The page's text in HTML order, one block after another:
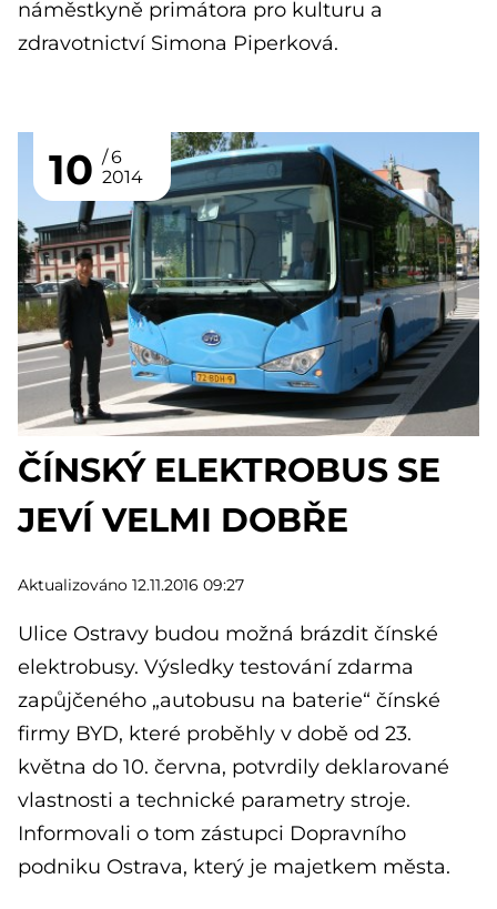
náměstkyně primátora pro kulturu a
zdravotnictví Simona Piperková.
10
6
2014
ČÍNSKÝ ELEKTROBUS SE
JEVÍ VELMI DOBŘE
Aktualizováno 12.11.2016 09:27
Ulice Ostravy budou možná brázdit čínské
elektrobusy. Výsledky testování zdarma
zapůjčeného „autobusu na baterie“ čínské
firmy BYD, které proběhly v době od 23.
května do 10. června, potvrdily deklarované
vlastnosti a technické parametry stroje.
Informovali o tom zástupci Dopravního
podniku Ostrava, který je majetkem města.